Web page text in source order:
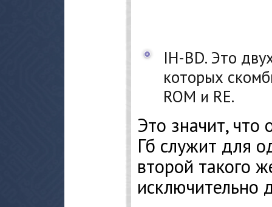
IH-BD. Это
которых
ROM и RE.
Это значит,
Гб служит для
второй такого
исключительно